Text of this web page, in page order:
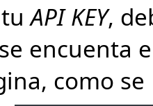
tuAPI KEY,
encuenta
como